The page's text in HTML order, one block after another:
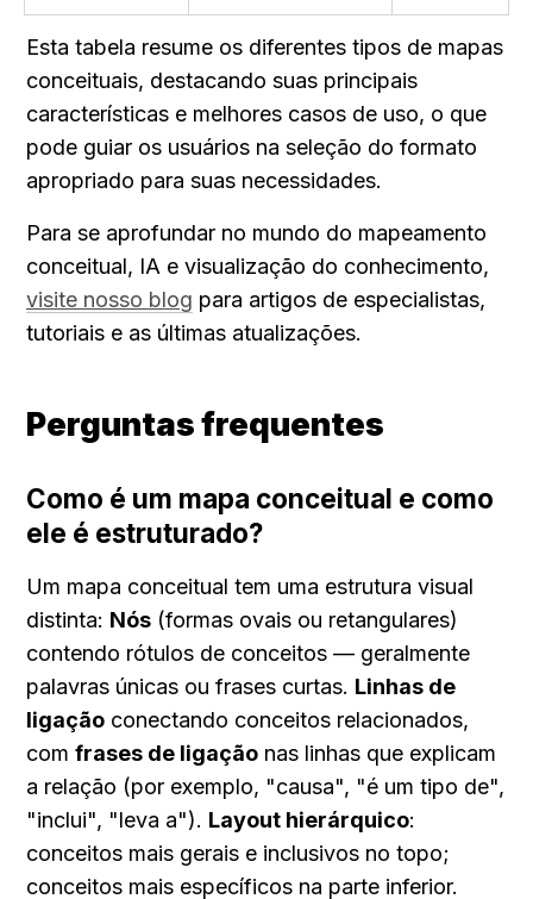
Esta tabela resume os diferentes tipos de mapas
conceituais, destacando suas principais
características e melhores casos de uso, o que
pode guiar os usuários na seleção do formato
apropriado para suas necessidades.
Para se aprofundar no mundo do mapeamento
visite nosso blog para artigos de especialistas,
tutoriais e as últimas atualizações.
Perguntas frequentes
Como é um mapa conceitual e como
ele é estruturado?
Um mapa conceitual tem uma estrutura visual
distinta: Nós (formas ovais ou retangulares)
contendo rótulos de conceitos — geralmente
palavras únicas ou frases curtas. Linhas de
ligação conectando conceitos relacionados,
com frases de ligação nas linhas que explicam
a relação (por exemplo, "causa", "é um tipo de",
"inclui", "leva a"). Layout hierárquico:
conceitos mais gerais e inclusivos no topo;